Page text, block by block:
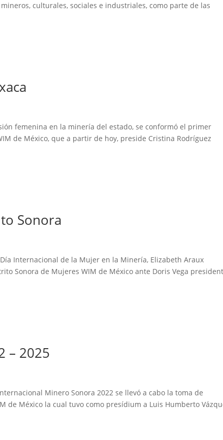
culturales, sociales e industriales, como parte de las
femenina en la minería del estado, se conformó el primer
de México, que a partir de hoy, preside Cristina Rodríguez
Sonora
Internacional de la Mujer en la Minería, Elizabeth Araux
Sonora de Mujeres WIM de México ante Doris Vega
– 2025
Minero Sonora 2022 se llevó a cabo la toma de
de México la cual tuvo como presídium a Luis Humberto